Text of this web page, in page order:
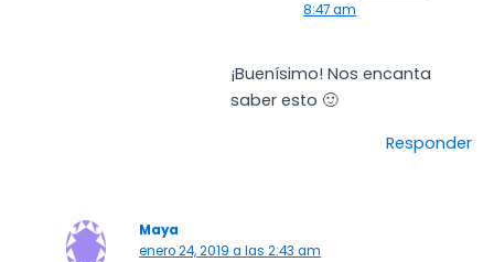
8:47 am
¡Buenísimo! Nos encanta
saber esto 🙂
Responder
Maya
enero 24, 2019 a las 2:43 am